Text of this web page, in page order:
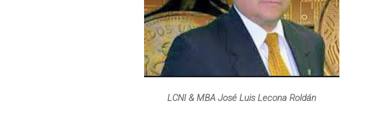
LCNI & MBA José Luis Lecona Roldán